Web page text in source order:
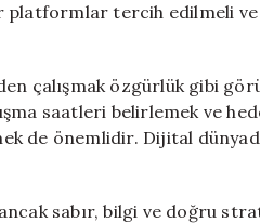
platformlar tercih edilmeli
çalışmak özgürlük gibi
saatleri belirlemek ve
de önemlidir. Dijital
sabır, bilgi ve doğru